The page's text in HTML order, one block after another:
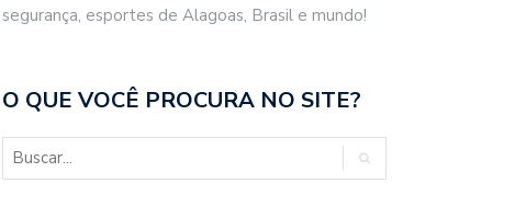
segurança, esportes de Alagoas, Brasil e mundo!
O QUE VOCÊ PROCURA NO SITE?